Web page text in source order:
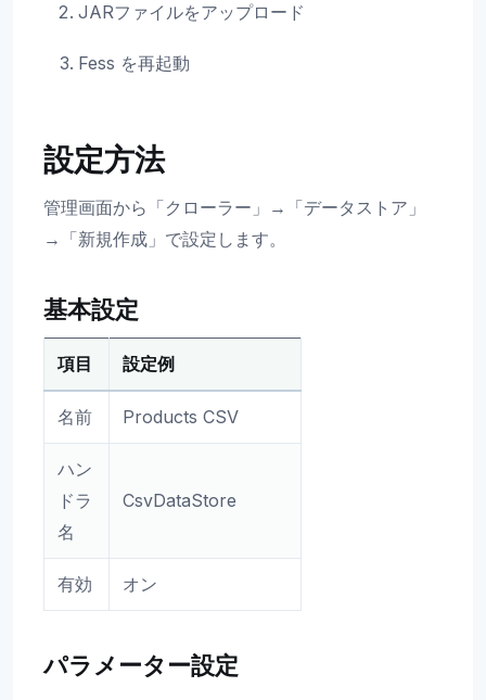
JARファイルをアップロード
Fess を再起動
設定方法
管理画面から「クローラー」→「データストア」
→「新規作成」で設定します。
基本設定
項目 設定例
名前 Products CSV
ハン
ドラ
名
CsvDataStore
有効 オン
パラメーター設定